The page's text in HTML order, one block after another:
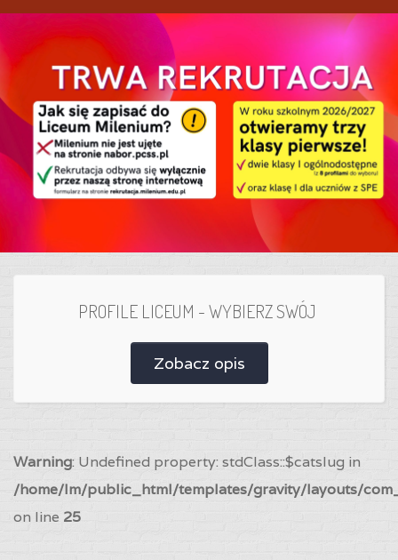
PROFILE LICEUM - WYBIERZ SWÓJ
Zobacz opis
Warning: Undefined property: stdClass::$catslug in
/home/lm/public_html/templates/gravity/layouts/
on line 25